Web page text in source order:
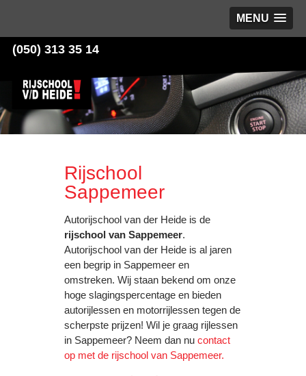
MENU
(050) 313 35 14
Rijschool
Sappemeer
Autorijschool van der Heide is de
rijschool van Sappemeer.
Autorijschool van der Heide is al jaren
een begrip in Sappemeer en
omstreken. Wij staan bekend om onze
hoge slagingspercentage en bieden
autorijlessen en motorrijlessen tegen de
scherpste prijzen! Wil je graag rijlessen
in Sappemeer? Neem dan nu contact
op met de rijschool van Sappemeer.